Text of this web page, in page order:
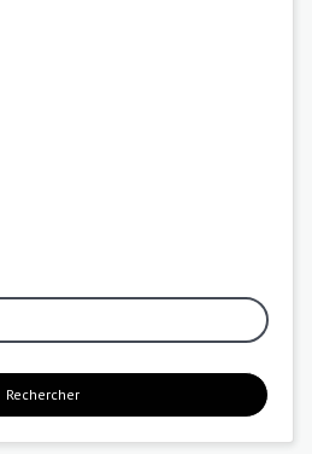
Rechercher